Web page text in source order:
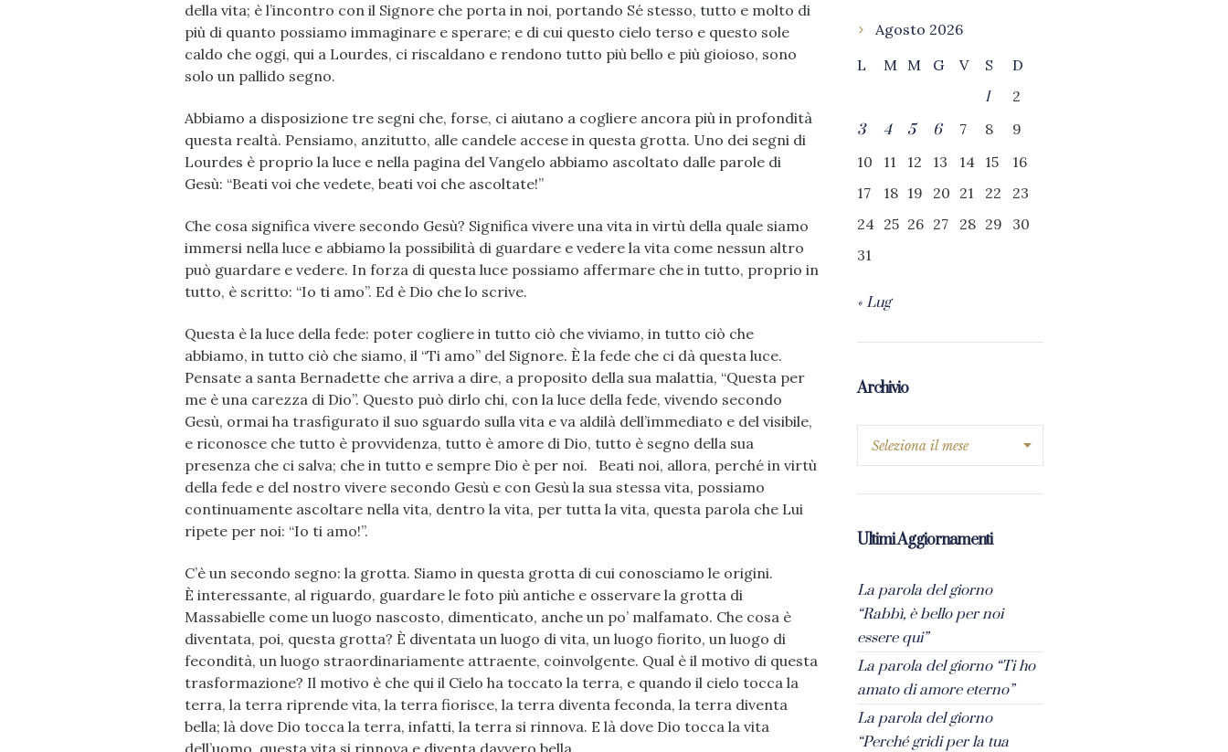
della vita; è l’incontro con il Signore che porta in noi, portando Sé stesso, tutto e molto di
più di quanto possiamo immaginare e sperare; e di cui questo cielo terso e questo sole
caldo che oggi, qui a Lourdes, ci riscaldano e rendono tutto più bello e più gioioso, sono
solo un pallido segno.
Abbiamo a disposizione tre segni che, forse, ci aiutano a cogliere ancora più in profondità
questa realtà. Pensiamo, anzitutto, alle candele accese in questa grotta. Uno dei segni di
Lourdes è proprio la luce e nella pagina del Vangelo abbiamo ascoltato dalle parole di
Gesù: “Beati voi che vedete, beati voi che ascoltate!”
Che cosa significa vivere secondo Gesù? Significa vivere una vita in virtù della quale siamo
immersi nella luce e abbiamo la possibilità di guardare e vedere la vita come nessun altro
può guardare e vedere. In forza di questa luce possiamo affermare che in tutto, proprio in
tutto, è scritto: “Io ti amo”. Ed è Dio che lo scrive.
Questa è la luce della fede: poter cogliere in tutto ciò che viviamo, in tutto ciò che
abbiamo, in tutto ciò che siamo, il “Ti amo” del Signore. È la fede che ci dà questa luce.
Pensate a santa Bernadette che arriva a dire, a proposito della sua malattia, “Questa per
me è una carezza di Dio”. Questo può dirlo chi, con la luce della fede, vivendo secondo
Gesù, ormai ha trasfigurato il suo sguardo sulla vita e va aldilà dell’immediato e del visibile,
e riconosce che tutto è provvidenza, tutto è amore di Dio, tutto è segno della sua
presenza che ci salva; che in tutto e sempre Dio è per noi. Beati noi, allora, perché in virtù
della fede e del nostro vivere secondo Gesù e con Gesù la sua stessa vita, possiamo
continuamente ascoltare nella vita, dentro la vita, per tutta la vita, questa parola che Lui
ripete per noi: “Io ti amo!”.
C’è un secondo segno: la grotta. Siamo in questa grotta di cui conosciamo le origini.
È interessante, al riguardo, guardare le foto più antiche e osservare la grotta di
Massabielle come un luogo nascosto, dimenticato, anche un po’ malfamato. Che cosa è
diventata, poi, questa grotta? È diventata un luogo di vita, un luogo fiorito, un luogo di
fecondità, un luogo straordinariamente attraente, coinvolgente. Qual è il motivo di questa
trasformazione? Il motivo è che qui il Cielo ha toccato la terra, e quando il cielo tocca la
terra, la terra riprende vita, la terra fiorisce, la terra diventa feconda, la terra diventa
bella; là dove Dio tocca la terra, infatti, la terra si rinnova. E là dove Dio tocca la vita
Agosto 2026
L
M M G V S
D
1
2
3
4 5 6 7 8
9
10
11 12 13 14 15
16
17
18 19 20 21 22
23
24 25 26 27 28 29
30
31
« Lug
Archivio
Ultimi Aggiornamenti
La parola del giorno
“Rabbì, è bello per noi
essere qui”
La parola del giorno “Ti ho
amato di amore eterno”
La parola del giorno
“Perché gridi per la tua